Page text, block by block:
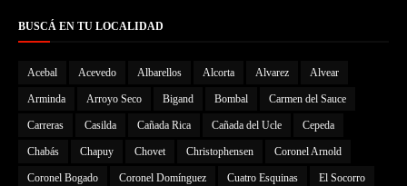
BUSCÁ EN TU LOCALIDAD
Acebal Acevedo Albarellos Alcorta Alvarez Alvear
Arminda Arroyo Seco Bigand Bombal Carmen del Sauce
Carreras Casilda Cañada Rica Cañada del Ucle Cepeda
Chabás Chapuy Chovet Christophensen Coronel Arnold
Coronel Bogado Coronel Domínguez Cuatro Esquinas El Socorro